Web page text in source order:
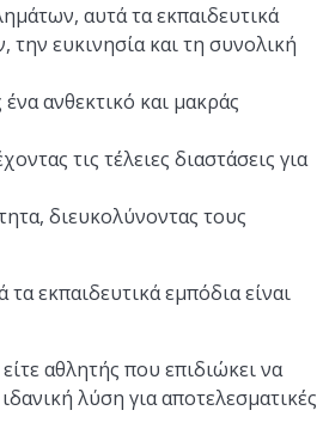
αυτά τα εκπαιδευτικά
την ευκινησία και τη συνολική
ανθεκτικό και μακράς
τις τέλειες διαστάσεις για
διευκολύνοντας τους
εκπαιδευτικά εμπόδια είναι
αθλητής που επιδιώκει να
λύση για αποτελεσματικές